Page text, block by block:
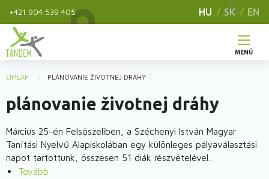
tartalomra
+421 904 539 405 HU SK EN
Main
navigation
MENÜ
are
CÍMLAP PLÁNOVANIE ŽIVOTNEJ DRÁHY
plánovanie životnej dráhy
Március 25-én Felsőszeliben, a Széchenyi István Magyar
Tanítási Nyelvű Alapiskolában egy különleges pályaválasztási
napot tartottunk, összesen 51 diák részvételével.
Tovább